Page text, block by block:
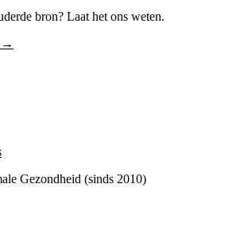
bron? Laat het ons weten.
→
Gezondheid (sinds 2010)